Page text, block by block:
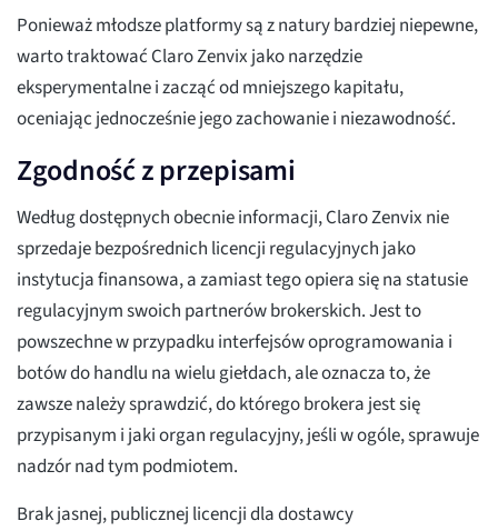
Ponieważ młodsze platformy są z natury bardziej niepewne,
warto traktować Claro Zenvix jako narzędzie
eksperymentalne i zacząć od mniejszego kapitału,
oceniając jednocześnie jego zachowanie i niezawodność.
Zgodność z przepisami
Według dostępnych obecnie informacji, Claro Zenvix nie
sprzedaje bezpośrednich licencji regulacyjnych jako
instytucja finansowa, a zamiast tego opiera się na statusie
regulacyjnym swoich partnerów brokerskich. Jest to
powszechne w przypadku interfejsów oprogramowania i
botów do handlu na wielu giełdach, ale oznacza to, że
zawsze należy sprawdzić, do którego brokera jest się
przypisanym i jaki organ regulacyjny, jeśli w ogóle, sprawuje
nadzór nad tym podmiotem.
Brak jasnej, publicznej licencji dla dostawcy